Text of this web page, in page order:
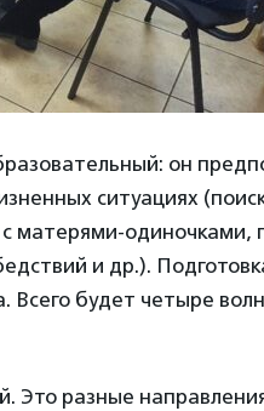
он
ситуациях
матерями-одиночками,
и др.).
Всего будет четыре
Это разные